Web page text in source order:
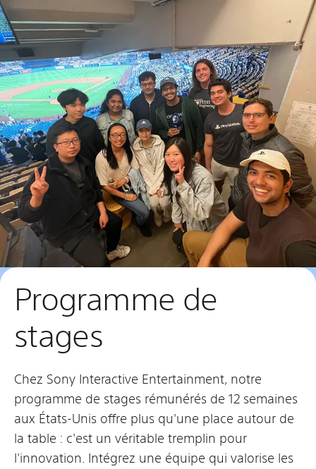
Programme de
stages
Chez Sony Interactive Entertainment, notre
programme de stages rémunérés de 12 semaines
aux États-Unis offre plus qu'une place autour de
la table : c'est un véritable tremplin pour
l'innovation. Intégrez une équipe qui valorise les